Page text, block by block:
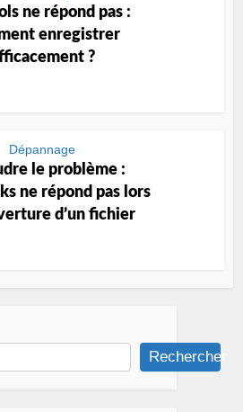
ne répond pas :
enregistrer
?
Dépannage
le problème :
ne répond pas lors
d’un fichier
Rechercher